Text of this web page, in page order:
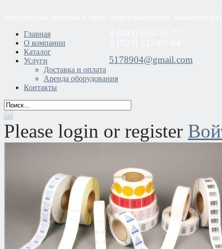
5178904@gmail.com
Главная
О компании
Каталог
Услуги
Доставка и оплата
Аренда оборудования
Контакты
Please login or register